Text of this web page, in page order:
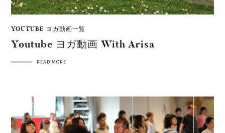
YOUTUBE ヨガ動画一覧
Youtube ヨガ動画 With Arisa
READ MORE